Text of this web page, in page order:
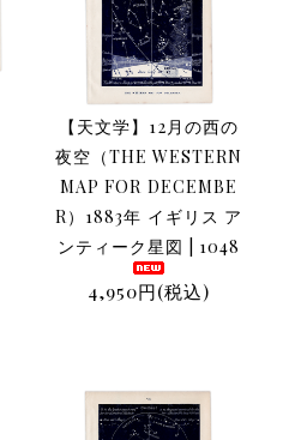
【天文学】12月の西の
夜空（THE WESTERN
MAP FOR DECEMBE
R）1883年 イギリス ア
ンティーク星図 | 1048
4,950円(税込)